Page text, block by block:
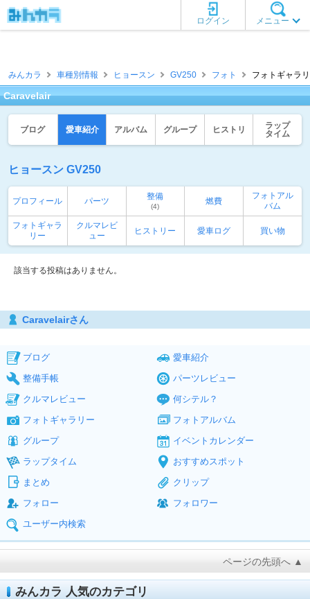
メニュー
ログイン
みんカラ 車種別情報 ヒョースン GV250 フォト フォトギャラ
Caravelair
ブログ 愛車紹介 アルバム グループ ヒストリ
ラップ
タイム
ヒョースン GV250
プロフィール パーツ 整備
(4)
燃費
フォトアル
バム
フォトギャラ
リー
クルマレビ
ュー
ヒストリー 愛車ログ 買い物
該当する投稿はありません。
Caravelairさん
ブログ
愛車紹介
整備手帳
パーツレビュー
クルマレビュー
何シテル？
フォトギャラリー
フォトアルバム
グループ
イベントカレンダー
ラップタイム
おすすめスポット
まとめ
クリップ
フォロー
フォロワー
ユーザー内検索
ページの先頭へ ▲
みんカラ 人気のカテゴリ